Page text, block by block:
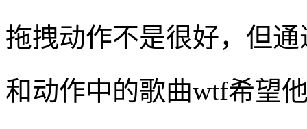
拖拽动作不是很好，但
和动作中的歌曲wtf希望